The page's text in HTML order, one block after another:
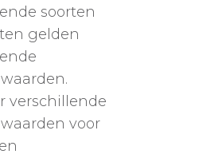
soorten
gelden
verschillende
voor